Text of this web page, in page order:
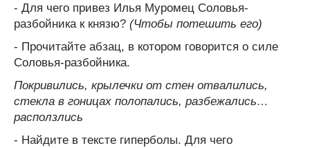
- Для чего привез Илья Муромец Соловья-
разбойника к князю? (Чтобы потешить его)
- Прочитайте абзац, в котором говорится о силе
Соловья-разбойника.
Покривились, крылечки от стен отвалились,
стекла в гоницах полопались, разбежались…
расползлись
- Найдите в тексте гиперболы. Для чего